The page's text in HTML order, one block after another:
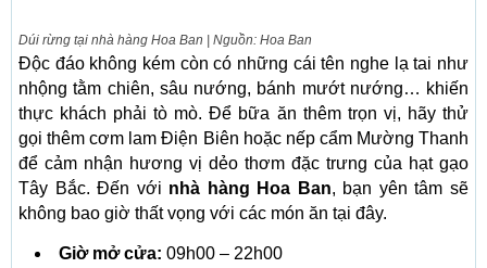
Dúi rừng tại nhà hàng Hoa Ban | Nguồn: Hoa Ban
Độc đáo không kém còn có những cái tên nghe lạ tai như
nhộng tằm chiên, sâu nướng, bánh mướt nướng… khiến
thực khách phải tò mò. Để bữa ăn thêm trọn vị, hãy thử
gọi thêm cơm lam Điện Biên hoặc nếp cẩm Mường Thanh
để cảm nhận hương vị dẻo thơm đặc trưng của hạt gạo
Tây Bắc. Đến với nhà hàng Hoa Ban, bạn yên tâm sẽ
không bao giờ thất vọng với các món ăn tại đây.
Giờ mở cửa: 09h00 – 22h00